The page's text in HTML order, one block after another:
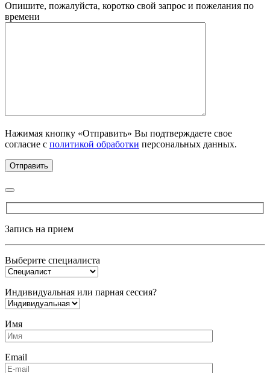
Опишите, пожалуйста, коротко свой запрос и пожелания по
времени
Нажимая кнопку «Отправить» Вы подтверждаете свое
согласие с политикой обработки персональных данных.
Запись на прием
Выберите специалиста
Индивидуальная или парная сессия?
Имя
Email